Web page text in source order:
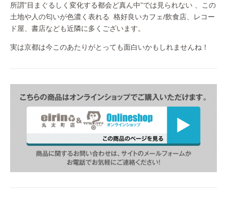
所謂”目まぐるしく変化する都会ど真ん中”では見られない 、この
土地や人の匂いが色濃く表れる 格好良いカフェ/飲食店、レコー
ド屋、書店なども近隣に多くございます。
実は京都は今このあたりがとっても面白いかもしれませんね！